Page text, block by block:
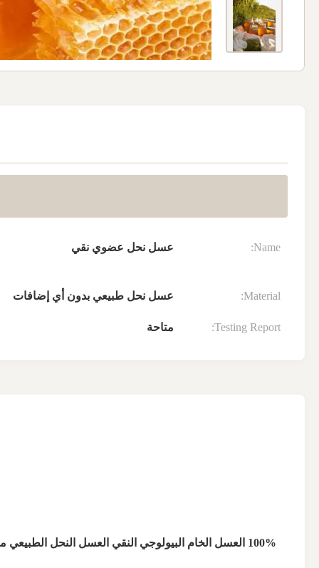
Name: عسل نحل عضوي نقي
Material: عسل نحل طبيعي بدون أي إضافات
Testing Report: متاحة
100% العسل الخام البيولوجي النقي العسل النحل الطبيعي من الصين طعام صحي